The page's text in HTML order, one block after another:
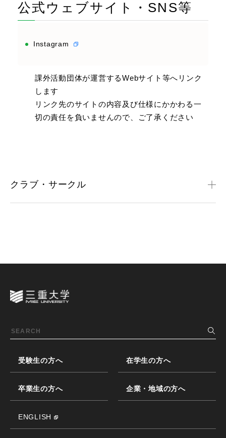
公式ウェブサイト・SNS等
Instagram
課外活動団体が運営するWebサイト等へリンク
します
リンク先のサイトの内容及び仕様にかかわる一
切の責任を負いませんので、ご了承ください
クラブ・サークル
受験生の方へ 在学生の方へ
卒業生の方へ 企業・地域の方へ
ENGLISH